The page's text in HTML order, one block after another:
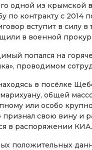
одной из крымской
контракту с 2014
вступит в силу в
в военной
попался на
проводимом
в посёлке
общей
или особо
свою вину и
в распоряжении КИА.
положительных